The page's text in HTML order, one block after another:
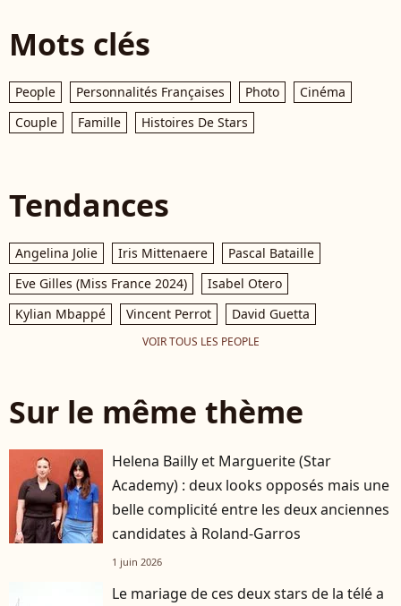
Mots clés
People Personnalités Françaises Photo
Cinéma
Couple
Famille Histoires De Stars
Tendances
Angelina Jolie Iris Mittenaere
Pascal Bataille
Eve Gilles (Miss France 2024)
Isabel Otero
Kylian Mbappé
Vincent Perrot David Guetta
VOIR TOUS LES PEOPLE
Sur le même thème
Helena Bailly et Marguerite (Star
Academy) : deux looks opposés mais une
belle complicité entre les deux anciennes
candidates à Roland-Garros
1 juin 2026
Le mariage de ces deux stars de la télé a